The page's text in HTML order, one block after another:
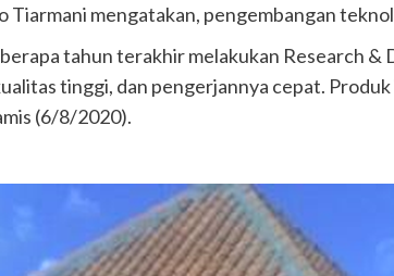
Tiarmani mengatakan, pengembangan
tahun terakhir melakukan Research
tinggi, dan pengerjannya cepat.
(6/8/2020).